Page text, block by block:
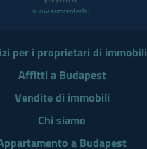
www.eurocenter.hu
per i proprietari di immobili
Affitti a Budapest
Vendite di immobili
Chi siamo
a Budapest